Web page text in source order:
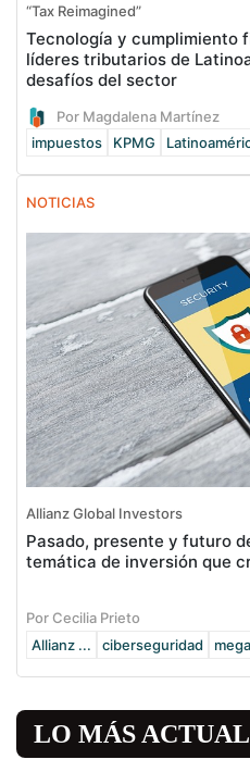
“Tax Reimagined”
Tecnología y cumplimiento
líderes tributarios de
desafíos del sector
Por Magdalena Martínez
impuestos
KPMG
NOTICIAS
Allianz Global Investors
Pasado, presente y futuro
temática de inversión que
Por Cecilia Prieto
Allianz ...
ciberseguridad
LO MÁS ACTUAL